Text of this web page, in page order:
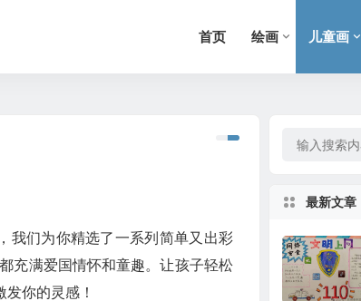
首页 绘画 儿童画
我们为你精选了一系列简单又出彩
充满爱国情怀和童趣。让孩子轻松
你的灵感！
最新文章